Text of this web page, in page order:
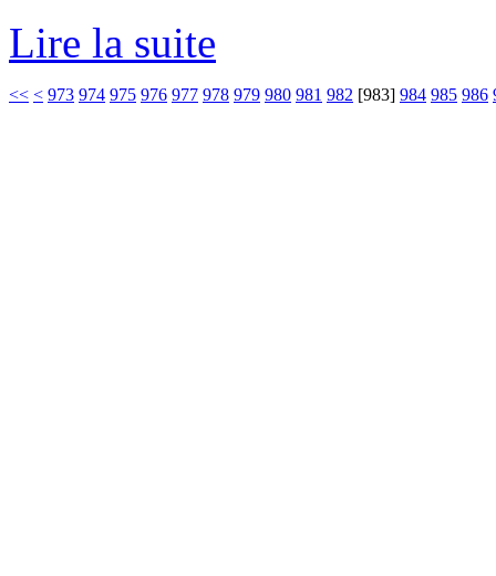
Lire la suite
<< < 973 974 975 976 977 978 979 980 981 982 [983] 984 985 986